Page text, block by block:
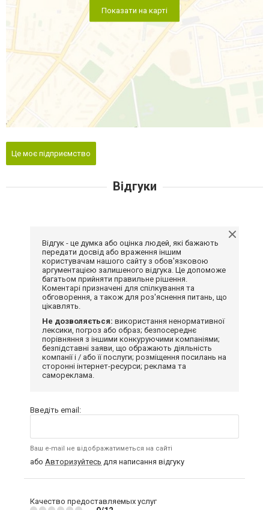
Показати на карті
Це моє підприємство
Відгуки
Відгук - це думка або оцінка людей, які бажають
передати досвід або враження іншим
користувачам нашого сайту з обов'язковою
аргументацією залишеного відгука. Це допоможе
багатьом прийняти правильне рішення.
Коментарі призначені для спілкування та
обговорення, а також для роз'яснення питань, що
цікавлять.
Не дозволяється: використання ненормативної
лексики, погроз або образ; безпосереднє
порівняння з іншими конкуруючими компаніями;
безпідставні заяви, що ображають діяльність
компанії і / або її послуги; розміщення посилань на
сторонні інтернет-ресурси; реклама та
самореклама.
Введіть email:
Ваш e-mail не відображатиметься на сайті
або Авторизуйтесь для написання відгуку
Качество предоставляемых услуг